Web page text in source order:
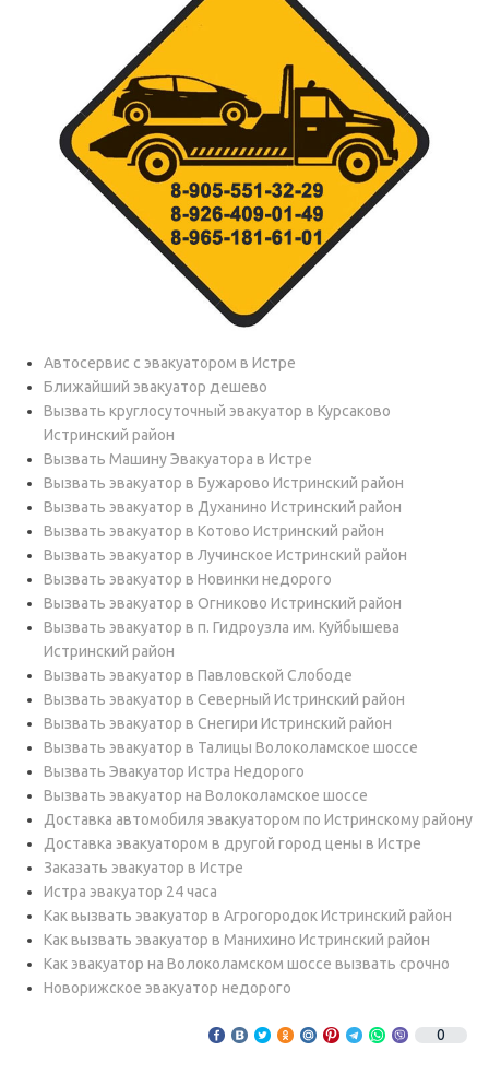
Автосервис с эвакуатором в Истре
Ближайший эвакуатор дешево
Вызвать круглосуточный эвакуатор в Курсаково
Истринский район
Вызвать Машину Эвакуатора в Истре
Вызвать эвакуатор в Бужарово Истринский район
Вызвать эвакуатор в Духанино Истринский район
Вызвать эвакуатор в Котово Истринский район
Вызвать эвакуатор в Лучинское Истринский район
Вызвать эвакуатор в Новинки недорого
Вызвать эвакуатор в Огниково Истринский район
Вызвать эвакуатор в п. Гидроузла им. Куйбышева
Истринский район
Вызвать эвакуатор в Павловской Слободе
Вызвать эвакуатор в Северный Истринский район
Вызвать эвакуатор в Снегири Истринский район
Вызвать эвакуатор в Талицы Волоколамское шоссе
Вызвать Эвакуатор Истра Недорого
Вызвать эвакуатор на Волоколамское шоссе
Доставка автомобиля эвакуатором по Истринскому району
Доставка эвакуатором в другой город цены в Истре
Заказать эвакуатор в Истре
Истра эвакуатор 24 часа
Как вызвать эвакуатор в Агрогородок Истринский район
Как вызвать эвакуатор в Манихино Истринский район
Как эвакуатор на Волоколамском шоссе вызвать срочно
Новорижское эвакуатор недорого
0